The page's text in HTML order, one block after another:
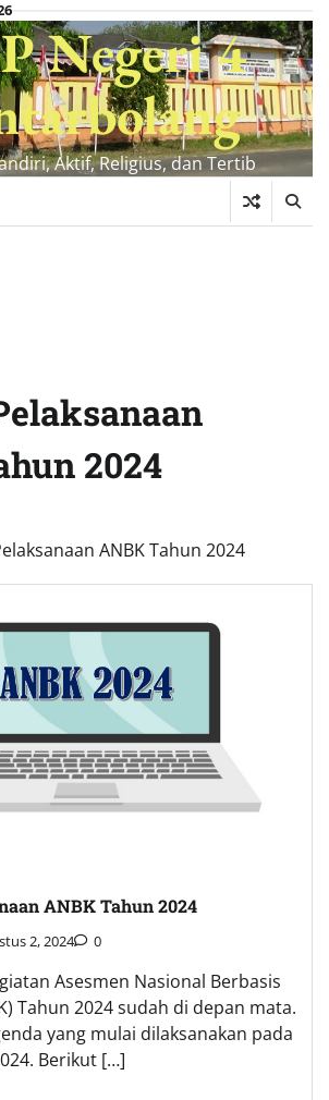
Negeri 4
Aktif, Religius, dan Tertib
2024
ANBK Tahun 2024
ANBK Tahun 2024
2, 2024 0
Asesmen Nasional Berbasis
Tahun 2024 sudah di depan mata.
yang mulai dilaksanakan pada
Berikut […]